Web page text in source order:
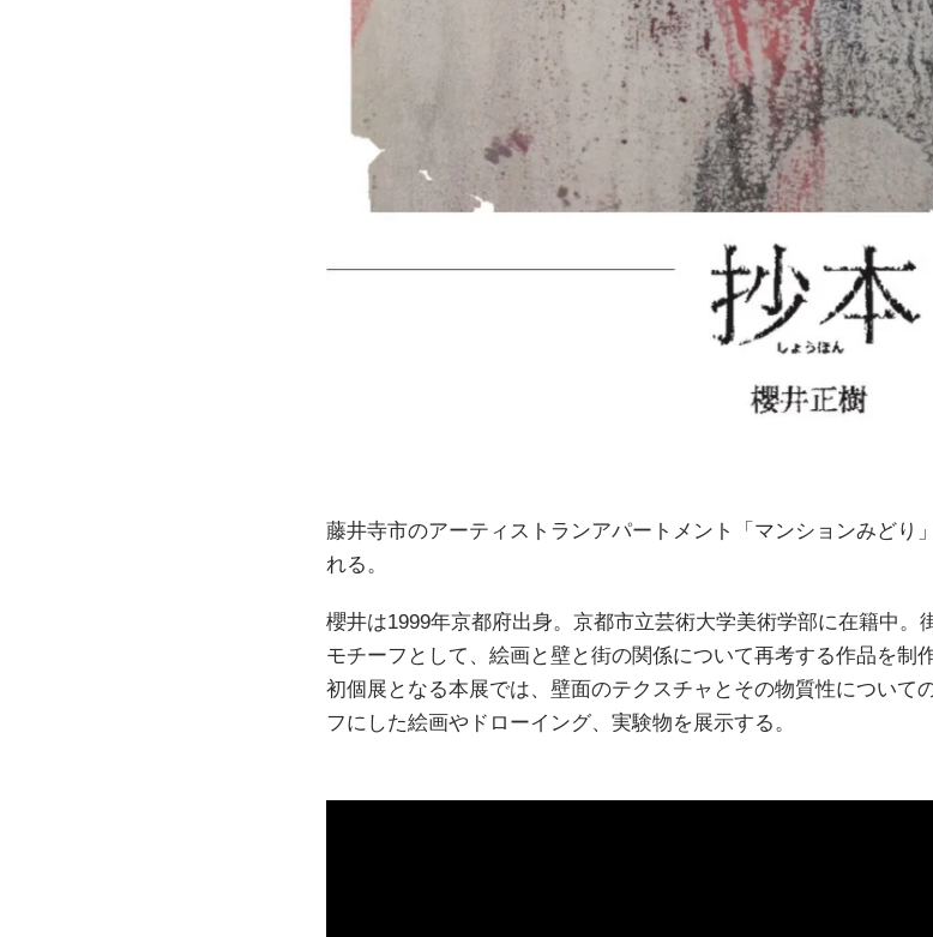
藤井寺市のアーティストランアパートメント「マンションみどり」
れる。
櫻井は1999年京都府出身。京都市立芸術大学美術学部に在籍中。
モチーフとして、絵画と壁と街の関係について再考する作品を制
初個展となる本展では、壁面のテクスチャとその物質性について
フにした絵画やドローイング、実験物を展示する。